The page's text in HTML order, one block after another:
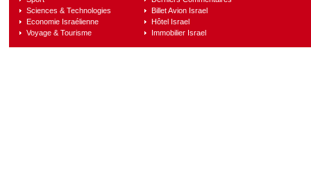
Sciences & Technologies
Economie Israélienne
Voyage & Tourisme
Billet Avion Israel
Hôtel Israel
Immobilier Israel